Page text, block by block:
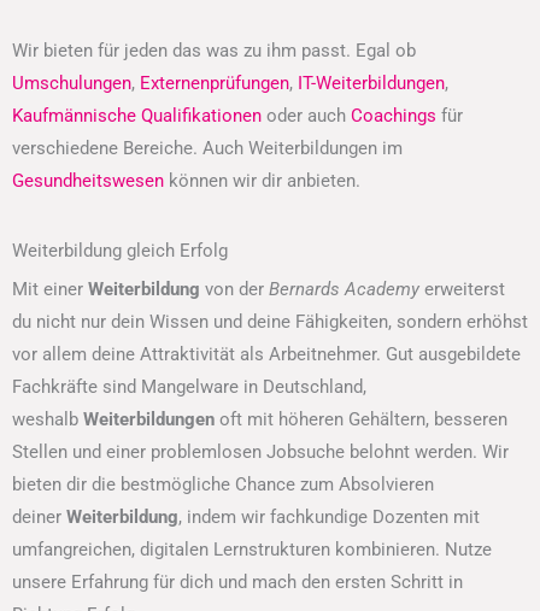
Wir bieten für jeden das was zu ihm passt. Egal ob
Umschulungen, Externenprüfungen, IT-Weiterbildungen,
Kaufmännische Qualifikationen oder auch Coachings für
verschiedene Bereiche. Auch Weiterbildungen im
Gesundheitswesen können wir dir anbieten.
Weiterbildung gleich Erfolg
Mit einer Weiterbildung von der Bernards Academy erweiterst
du nicht nur dein Wissen und deine Fähigkeiten, sondern erhöhst
vor allem deine Attraktivität als Arbeitnehmer. Gut ausgebildete
Fachkräfte sind Mangelware in Deutschland,
weshalb Weiterbildungen oft mit höheren Gehältern, besseren
Stellen und einer problemlosen Jobsuche belohnt werden. Wir
bieten dir die bestmögliche Chance zum Absolvieren
deiner Weiterbildung, indem wir fachkundige Dozenten mit
umfangreichen, digitalen Lernstrukturen kombinieren. Nutze
unsere Erfahrung für dich und mach den ersten Schritt in